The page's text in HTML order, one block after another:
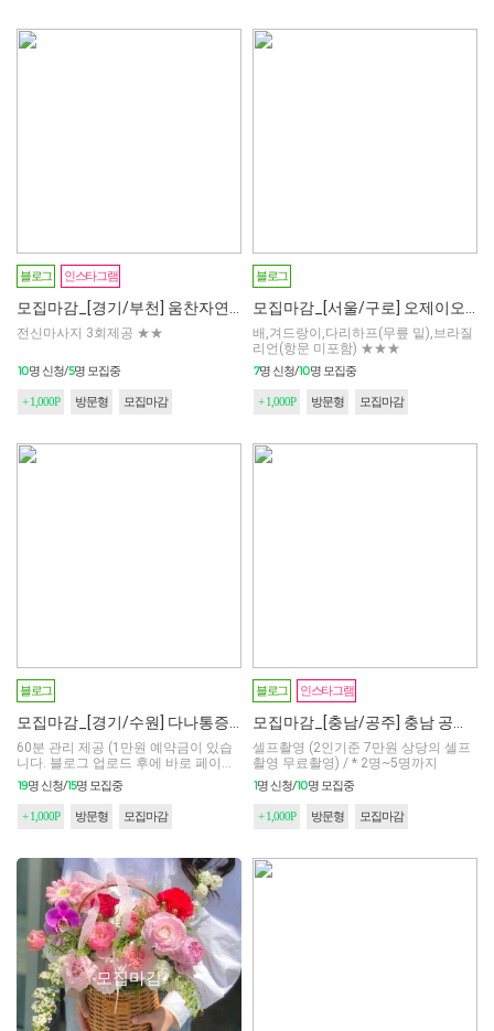
블로그 인스타그램
전신마사지 3회제공 ★★
10명 신청/5명 모집중
+ 1,000P 방문형 모집마감
블로그
배,겨드랑이,다리하프(무릎 밑),브라질
리언(항문 미포함) ★★★
7명 신청/10명 모집중
+ 1,000P 방문형 모집마감
블로그
60분 관리 제공 (1만원 예약금이 있습
니다. 블로그 업로드 후에 바로 페이백
해드립니다) ★★
19명 신청/15명 모집중
+ 1,000P 방문형 모집마감
블로그 인스타그램
셀프촬영 (2인기준 7만원 상당의 셀프
촬영 무료촬영) / * 2명~5명까지
1명 신청/10명 모집중
+ 1,000P 방문형 모집마감
모집마감